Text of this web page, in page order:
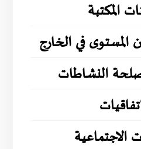
المكتبة
المستوى في الخارج
النشاطات
الاجتماعية